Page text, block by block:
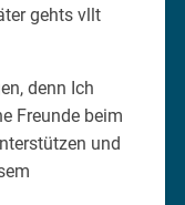
gehts vllt
denn Ich
Freunde beim
und